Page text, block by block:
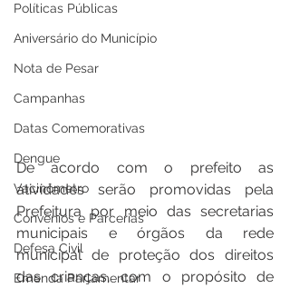
Políticas Públicas
Aniversário do Município
Nota de Pesar
Campanhas
Datas Comemorativas
Dengue
Vacinômetro
Convênios e Parcerias
Defesa Civil
Emenda Parlamentar
De acordo com o prefeito as
atividades serão promovidas pela
Prefeitura por meio das secretarias
municipais e órgãos da rede
municipal de proteção dos direitos
das crianças, com o propósito de